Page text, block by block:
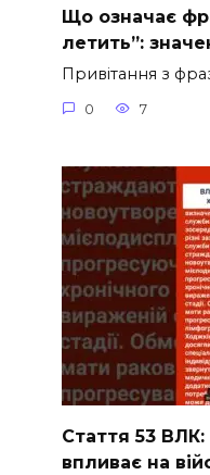
Що означає
летить”:
Привітання з
0 7
Стаття 53
впливає на